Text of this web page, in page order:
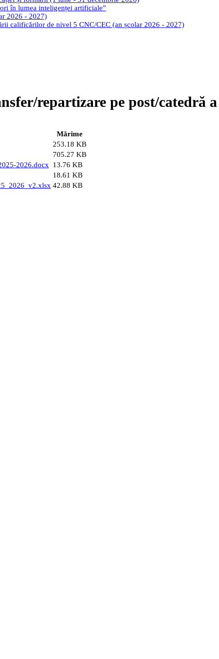
în lumea inteligenței artificiale”
2026 - 2027)
calificărilor de nivel 5 CNC/CEC (an școlar 2026 - 2027)
repartizare pe post/catedră
Mărime
253.18 KB
705.27 KB
2026.docx
13.76 KB
18.61 KB
42.88 KB